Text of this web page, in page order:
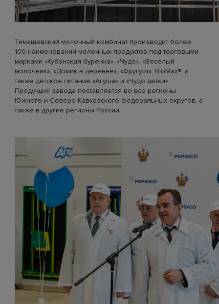
Тимашевский молочный комбинат производит более
100 наименований молочных продуктов под торговыми
марками «Кубанская буренка», «Чудо», «Веселый
молочник», «Домик в деревне», «Фругурт», BioMax®, а
также детское питание «Агуша» и «Чудо детки».
Продукция завода поставляется во все регионы
Южного и Северо-Кавказского федеральных округов, а
также в другие регионы России.